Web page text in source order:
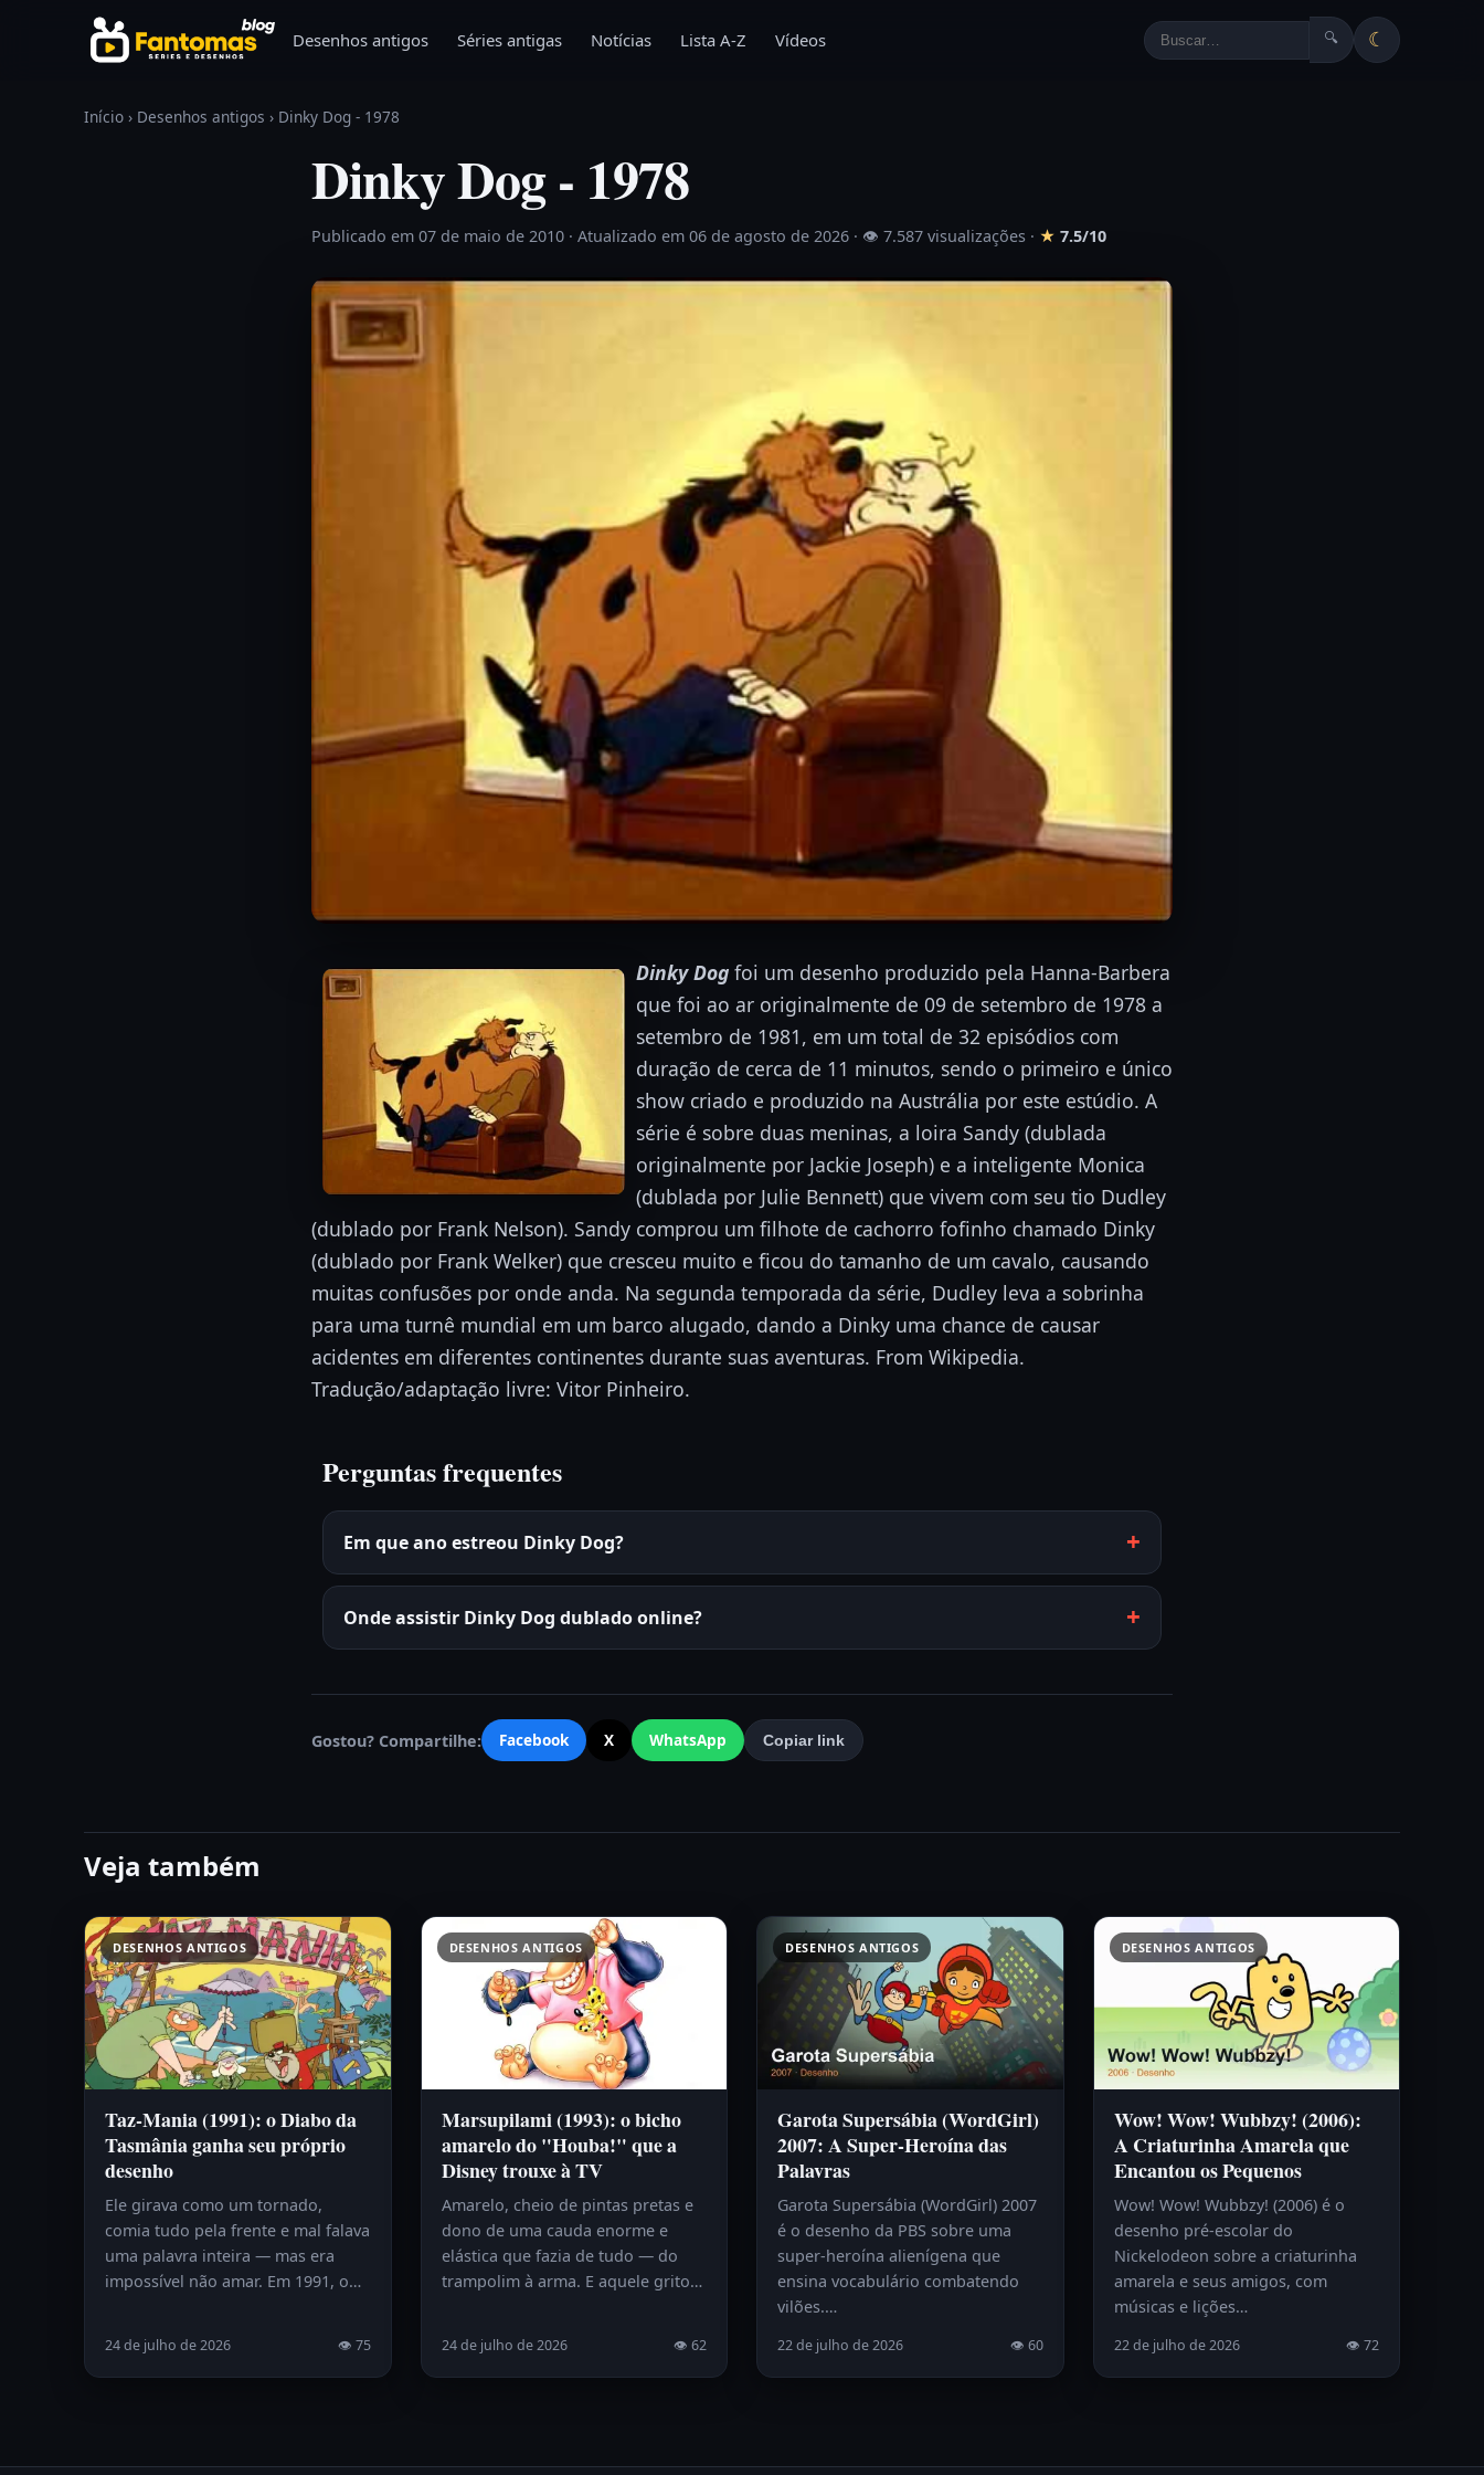
Pular para o conteúdo
Desenhos antigos Séries antigas Notícias Lista A-Z Vídeos 🔍 ☾
Início › Desenhos antigos › Dinky Dog - 1978
Dinky Dog - 1978
Publicado em 07 de maio de 2010 · Atualizado em 06 de agosto de 2026 · 👁 7.587 visualizações · ★ 7.5/10
Dinky Dog foi um desenho produzido pela Hanna-Barbera
que foi ao ar originalmente de 09 de setembro de 1978 a
setembro de 1981, em um total de 32 episódios com
duração de cerca de 11 minutos, sendo o primeiro e único
show criado e produzido na Austrália por este estúdio. A
série é sobre duas meninas, a loira Sandy (dublada
originalmente por Jackie Joseph) e a inteligente Monica
(dublada por Julie Bennett) que vivem com seu tio Dudley
(dublado por Frank Nelson). Sandy comprou um filhote de cachorro fofinho chamado Dinky
(dublado por Frank Welker) que cresceu muito e ficou do tamanho de um cavalo, causando
muitas confusões por onde anda. Na segunda temporada da série, Dudley leva a sobrinha
para uma turnê mundial em um barco alugado, dando a Dinky uma chance de causar
acidentes em diferentes continentes durante suas aventuras. From Wikipedia.
Tradução/adaptação livre: Vitor Pinheiro.
Perguntas frequentes
Em que ano estreou Dinky Dog?
Onde assistir Dinky Dog dublado online?
Gostou? Compartilhe: Facebook X WhatsApp Copiar link
Veja também
DESENHOS ANTIGOS
Taz-Mania (1991): o Diabo da
Tasmânia ganha seu próprio
desenho
Ele girava como um tornado,
comia tudo pela frente e mal falava
uma palavra inteira — mas era
impossível não amar. Em 1991, o…
24 de julho de 2026 👁 75
DESENHOS ANTIGOS
Marsupilami (1993): o bicho
amarelo do "Houba!" que a
Disney trouxe à TV
Amarelo, cheio de pintas pretas e
dono de uma cauda enorme e
elástica que fazia de tudo — do
trampolim à arma. E aquele grito…
24 de julho de 2026 👁 62
DESENHOS ANTIGOS
Garota Supersábia (WordGirl)
2007: A Super-Heroína das
Palavras
Garota Supersábia (WordGirl) 2007
é o desenho da PBS sobre uma
super-heroína alienígena que
ensina vocabulário combatendo
vilões.…
22 de julho de 2026 👁 60
DESENHOS ANTIGOS
Wow! Wow! Wubbzy! (2006):
A Criaturinha Amarela que
Encantou os Pequenos
Wow! Wow! Wubbzy! (2006) é o
desenho pré-escolar do
Nickelodeon sobre a criaturinha
amarela e seus amigos, com
músicas e lições…
22 de julho de 2026 👁 72